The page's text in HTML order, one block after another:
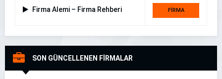
Firma Alemi – Firma Rehberi FİRMA
SON GÜNCELLENEN FİRMALAR